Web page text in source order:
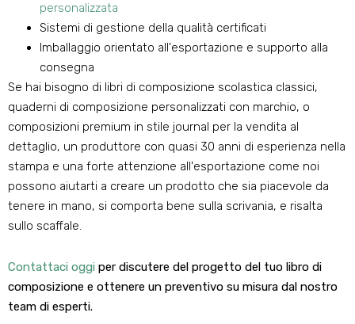
personalizzata
Sistemi di gestione della qualità certificati
Imballaggio orientato all'esportazione e supporto alla
consegna
Se hai bisogno di libri di composizione scolastica classici,
quaderni di composizione personalizzati con marchio, o
composizioni premium in stile journal per la vendita al
dettaglio, un produttore con quasi 30 anni di esperienza nella
stampa e una forte attenzione all'esportazione come noi
possono aiutarti a creare un prodotto che sia piacevole da
tenere in mano, si comporta bene sulla scrivania, e risalta
sullo scaffale.
Contattaci oggi per discutere del progetto del tuo libro di
composizione e ottenere un preventivo su misura dal nostro
team di esperti.